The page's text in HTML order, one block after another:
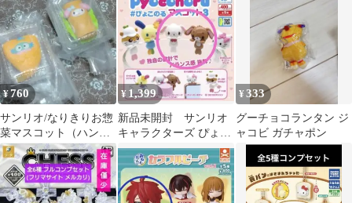
ィギュア
¥760
サンリオ/なりきりお惣
菜マスコット（ハンギ
ョドン&マイメロデ
ィ）2種/ガチャ
¥ 1,399
新品未開封 サンリオ
キャラクターズ ぴょこ
のるマスコット3 ガチ
ャ シュガバニ
¥333
グーチョコランタン ジ
ャコビ ガチャポン